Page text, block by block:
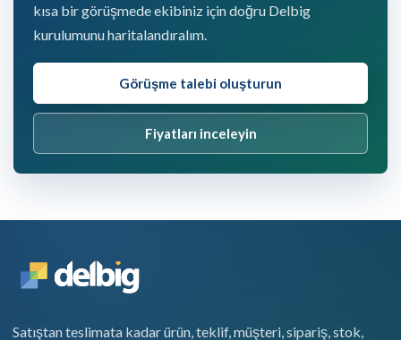
kısa bir görüşmede ekibiniz için doğru Delbig
kurulumunu haritalandıralım.
Görüşme talebi oluşturun
Fiyatları inceleyin
Satıştan teslimata kadar ürün, teklif, müşteri, sipariş, stok,